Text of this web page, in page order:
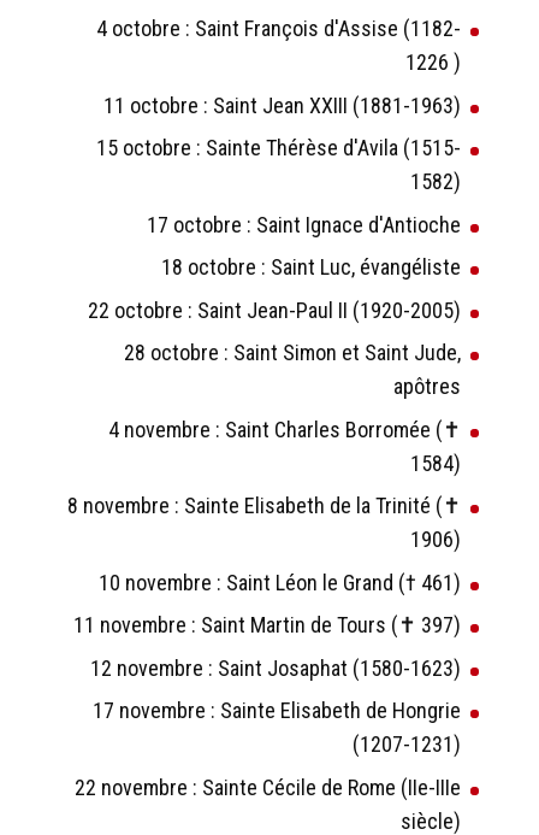
4 octobre : Saint François d'Assise (1182-
1226 )
11 octobre : Saint Jean XXIII (1881-1963)
15 octobre : Sainte Thérèse d'Avila (1515-
1582)
17 octobre : Saint Ignace d'Antioche
18 octobre : Saint Luc, évangéliste
22 octobre : Saint Jean-Paul II (1920-2005)
28 octobre : Saint Simon et Saint Jude,
apôtres
4 novembre : Saint Charles Borromée (✝
1584)
8 novembre : Sainte Elisabeth de la Trinité (✝
1906)
10 novembre : Saint Léon le Grand († 461)
11 novembre : Saint Martin de Tours (✝ 397)
12 novembre : Saint Josaphat (1580-1623)
17 novembre : Sainte Elisabeth de Hongrie
(1207-1231)
22 novembre : Sainte Cécile de Rome (IIe-IIIe
siècle)